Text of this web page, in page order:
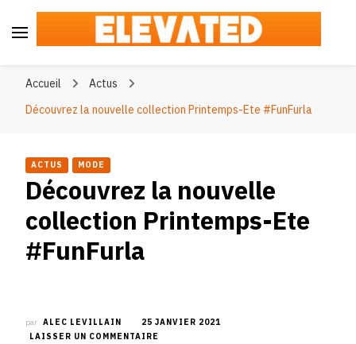
Accueil
Actus
Découvrez la nouvelle collection Printemps-Ete #FunFurla
ACTUS MODE
Découvrez la nouvelle
collection Printemps-Ete
#FunFurla
par ALEC LEVILLAIN
25 JANVIER 2021
LAISSER UN COMMENTAIRE